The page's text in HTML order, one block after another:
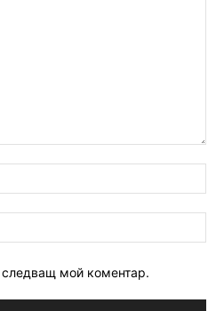
мой коментар.